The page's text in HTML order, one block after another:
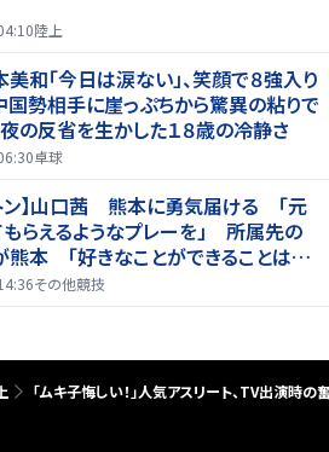
陸上
美和「今日は涙ない」、笑顔で８強入り
勢相手に崖っぷちから驚異の粘りで
の反省を生かした１８歳の冷静さ
卓球
ン】山口茜 熊本に勇気届ける 「元
らえるようなプレーを」 所属先の
本 「好きなことができることは当
い」その他競技
「ムキ子悔しい！」人気アスリート、TV出演時